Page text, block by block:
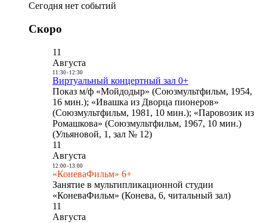
Сегодня нет событий
Скоро
11
Августа
11:30- 12:30
Виртуальный концертный зал 0+
Показ м/ф «Мойдодыр» (Союзмультфильм, 1954,
16 мин.); «Ивашка из Дворца пионеров»
(Союзмультфильм, 1981, 10 мин.); «Паровозик из
Ромашкова» (Союзмультфильм, 1967, 10 мин.)
(Ульяновой, 1, зал № 12)
11
Августа
12:00- 13:00
«КоневаФильм» 6+
Занятие в мультипликационной студии
«КоневаФильм» (Конева, 6, читальный зал)
11
Августа